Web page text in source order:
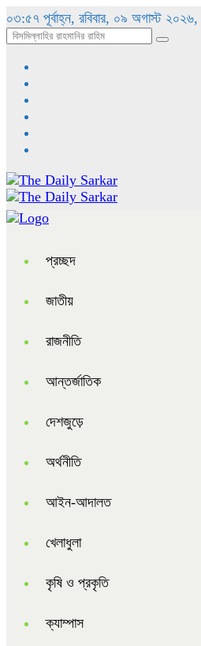
০৩:৫৭ পূর্বাহ্ন, রবিবার, ০৯ অগাস্ট ২০২৬,
প্রচ্ছদ
জাতীয়
রাজনীতি
আন্তর্জাতিক
দেশজুড়ে
অর্থনীতি
আইন-আদালত
খেলাধুলা
কৃষি ও প্রকৃতি
ক্যাম্পাস